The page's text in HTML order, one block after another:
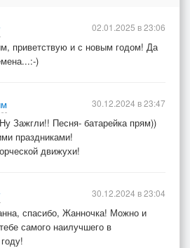
бы дал...
приветствую и с новым годом! Да
)
02.01.2025 в 23:06
Зажгли!! Песня- батарейка прям))
праздниками!
движухи!
30.12.2024 в 23:47
спасибо, Жанночка! Можно и
самого наилучшего в
30.12.2024 в 23:04